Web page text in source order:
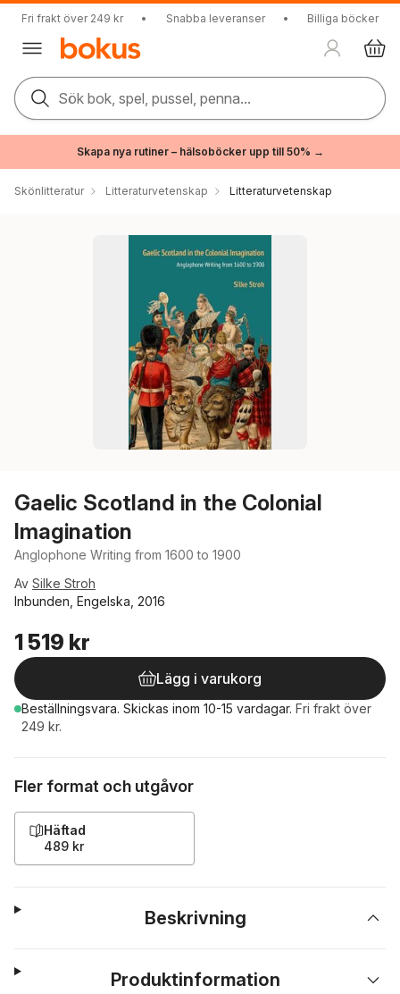
Fri frakt över 249 kr • Snabba leveranser • Billiga böcker
Sök bok, spel, pussel, penna...
Skapa nya rutiner – hälsoböcker upp till 50% →
Skönlitteratur Litteraturvetenskap Litteraturvetenskap
Gaelic Scotland in the Colonial
Imagination
Anglophone Writing from 1600 to 1900
Av Silke Stroh
Inbunden, Engelska, 2016
1 519 kr
Lägg i varukorg
Beställningsvara. Skickas inom 10-15 vardagar. Fri frakt över
249 kr.
Fler format och utgåvor
Häftad
489 kr
Beskrivning
Produktinformation